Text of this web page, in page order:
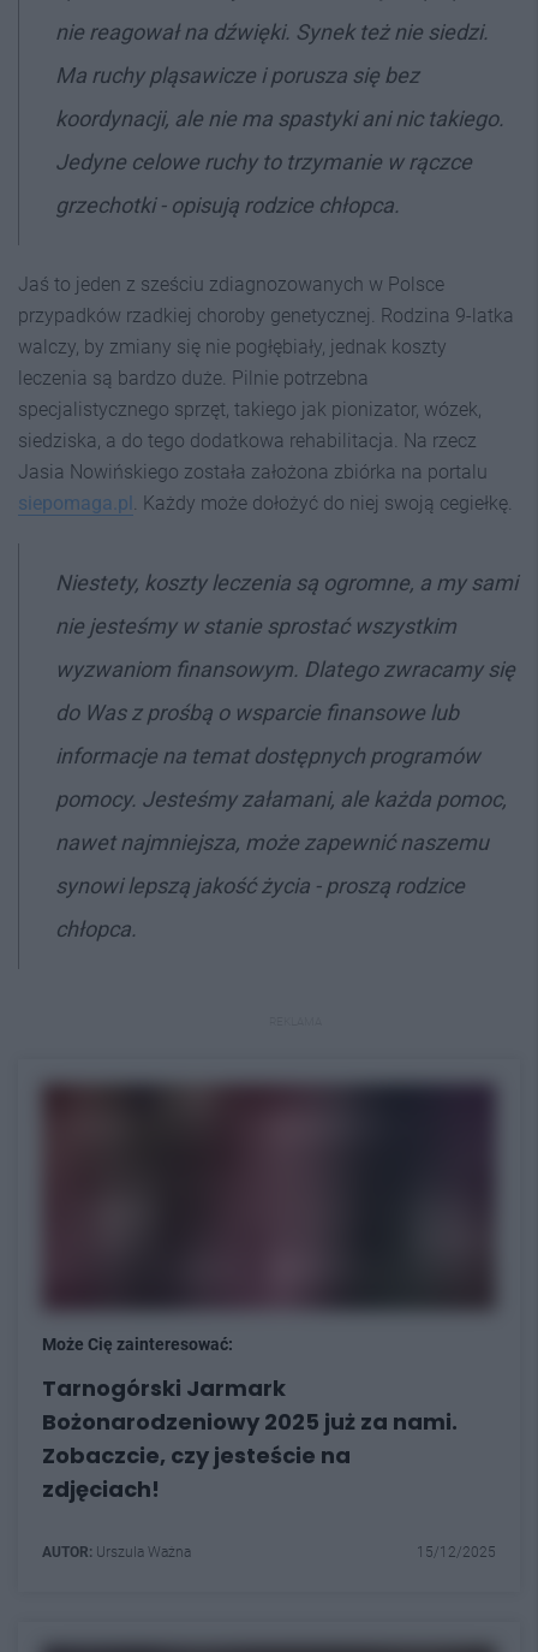
nie reagował na dźwięki. Synek też nie siedzi.
Ma ruchy pląsawicze i porusza się bez
koordynacji, ale nie ma spastyki ani nic takiego.
Jedyne celowe ruchy to trzymanie w rączce
grzechotki - opisują rodzice chłopca.
Jaś to jeden z sześciu zdiagnozowanych w Polsce
przypadków rzadkiej choroby genetycznej. Rodzina 9-latka
walczy, by zmiany się nie pogłębiały, jednak koszty
leczenia są bardzo duże. Pilnie potrzebna
specjalistycznego sprzęt, takiego jak pionizator, wózek,
siedziska, a do tego dodatkowa rehabilitacja. Na rzecz
Jasia Nowińskiego została założona zbiórka na portalu
siepomaga.pl. Każdy może dołożyć do niej swoją cegiełkę.
Niestety, koszty leczenia są ogromne, a my sami
nie jesteśmy w stanie sprostać wszystkim
wyzwaniom finansowym. Dlatego zwracamy się
do Was z prośbą o wsparcie finansowe lub
informacje na temat dostępnych programów
pomocy. Jesteśmy załamani, ale każda pomoc,
nawet najmniejsza, może zapewnić naszemu
synowi lepszą jakość życia - proszą rodzice
chłopca.
Może Cię zainteresować:
Tarnogórski Jarmark
Bożonarodzeniowy 2025 już za nami.
Zobaczcie, czy jesteście na
zdjęciach!
AUTOR: Urszula Ważna 15/12/2025